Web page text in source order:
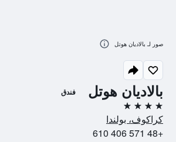
بالاديان هوتل فندق
4 نجوم
كراكوف، بولندا
+48 571 406 610
صور لـ بالاديان هوتل